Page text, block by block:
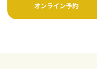
オンライン予約